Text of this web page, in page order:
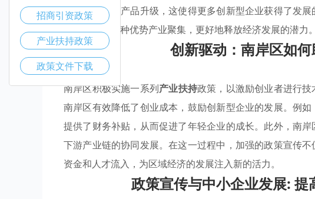
行技术研发与产品升级，这使得更多创新型企业获得了发
环境，使得各种优势产业聚集，更好地释放经济发展的潜力。
创新驱动：南岸区如
南岸区积极实施一系列产业扶持政策，以激励创业者进行
南岸区有效降低了创业成本，鼓励创新型企业的发展。例
提供了财务补贴，从而促进了年轻企业的成长。此外，南
下游产业链的协同发展。在这一过程中，加强的政策宣传
资金和人才流入，为区域经济的发展注入新的活力。
政策宣传与中小企业发展:
招商引资政策
产业扶持政策
政策文件下载